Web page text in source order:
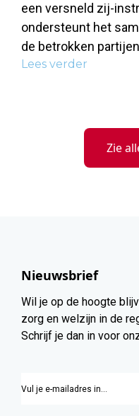
een versneld zij-
ondersteunt het
de betrokken
Lees verder
Zie
Nieuwsbrief
Wil je op de hoogte
zorg en welzijn in de
Schrijf je dan in voor